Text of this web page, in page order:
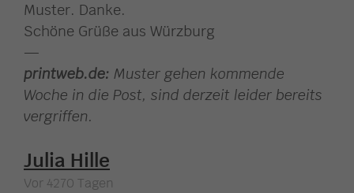
Muster. Danke.
Schöne Grüße aus Würzburg
—
printweb.de: Muster gehen kommende
Woche in die Post, sind derzeit leider bereits
vergriffen.
Julia Hille
Vor 4270 Tagen